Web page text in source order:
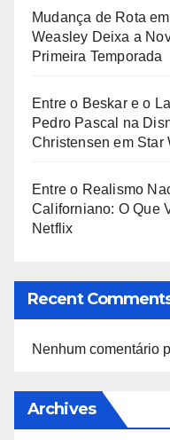
Mudança de Rota
Weasley Deixa a
Primeira Temporada
Entre o Beskar e o
Pedro Pascal na
Christensen em Star
Entre o Realismo
Californiano: O Que
Netflix
Recent
Nenhum comentário
Archives